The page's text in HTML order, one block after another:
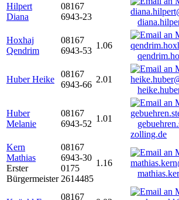
Hilpert
Diana
08167
6943-23
Hoxhaj
Qendrim
08167
6943-53
1.06
Huber Heike
08167
6943-66
2.01
Huber
Melanie
08167
6943-52
1.01
zolling.de
Kern
Mathias
Erster
Bürgermeister
08167
6943-30
0175
2614485
1.16
08167